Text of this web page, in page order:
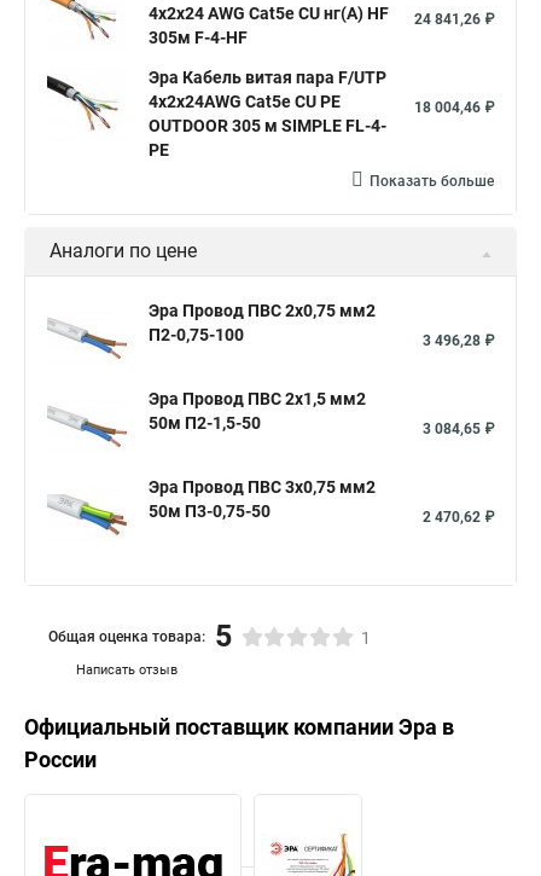
4x2x24 AWG Cat5e CU нг(А) HF
305м F-4-HF
24 841,26 ₽
Эра Кабель витая пара F/UTP
4x2x24AWG Cat5e CU PE
OUTDOOR 305 м SIMPLE FL-4-
PE
18 004,46 ₽
Показать больше
Аналоги по цене
Эра Провод ПВС 2х0,75 мм2
П2-0,75-100
3 496,28 ₽
Эра Провод ПВС 2х1,5 мм2
50м П2-1,5-50
3 084,65 ₽
Эра Провод ПВС 3х0,75 мм2
50м П3-0,75-50
2 470,62 ₽
Написать отзыв
Общая оценка товара: 5 1
Официальный поставщик компанииЭра в
России